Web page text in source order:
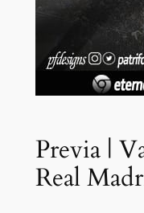
Previa |
Real